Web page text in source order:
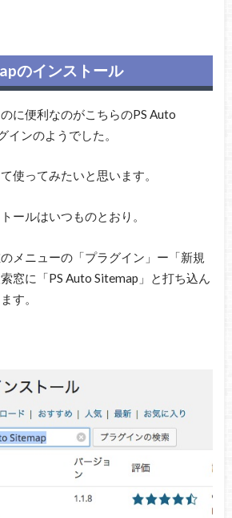
のインストール
に便利なのがこちらのPS Auto
インのようでした。
使ってみたいと思います。
ールはいつものとおり。
メニューの「プラグイン」ー「新規
窓に「PS Auto Sitemap」と打ち込ん
す。